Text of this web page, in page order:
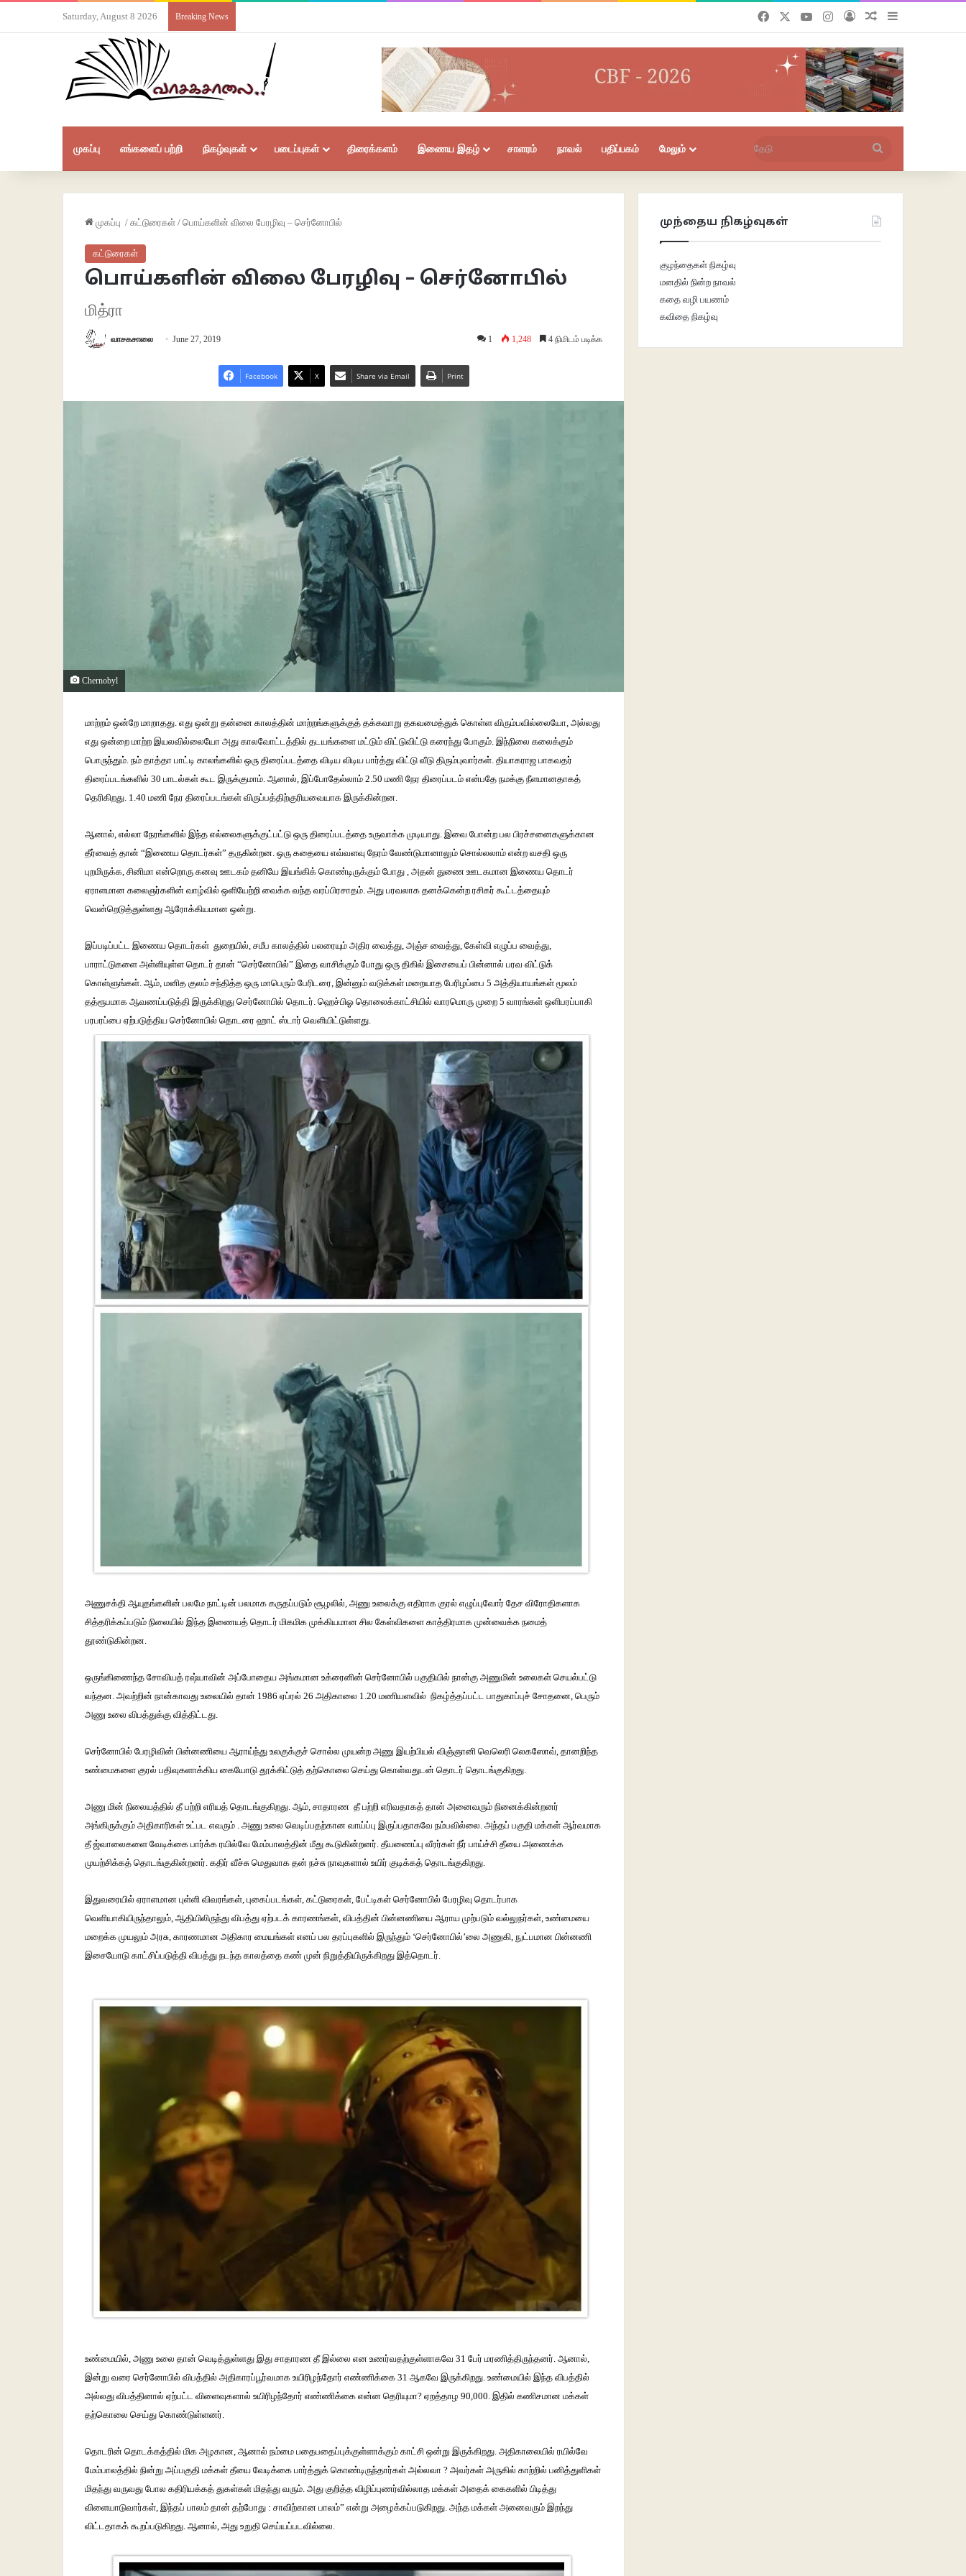
Saturday, August 8 2026 Breaking News FacebookYouTubeInstagramபுகுபதிகைசீரற்ற பதிவுகள்
Sidebar
முகப்பு எங்களைப் பற்றி நிகழ்வுகள் படைப்புகள் திரைக்களம் இணைய இதழ் சாளரம் நாவல் பதிப்பகம் மேலும்
முகப்பு / கட்டுரைகள் / பொய்களின் விலை பேரழிவு – செர்னோபில்
கட்டுரைகள்
பொய்களின் விலை பேரழிவு – செர்னோபில்
மித்ரா
வாசகசாலை June 27, 2019 1 1,248 4 நிமிடம் படிக்க
Facebook X Share via Email Print
Chernobyl
மாற்றம் ஒன்றே மாறாதது எது ஒன்று தன்னை காலத்தின் மாற்றங்களுக்குத் தக்கவாறு தகவமைத்துக் கொள்ள விரும்பவில்லையோ அல்லது
எது ஒன்றை மாற்ற இயலவில்லையோ அது காலவோட்டத்தில் தடயங்களை மட்டும் விட்டுவிட்டு கரைந்து போகும் இந்நிலை கலைக்கும்
பொருந்தும் நம் தாத்தா பாட்டி காலங்களில் ஒரு திரைப்படத்தை விடிய விடிய பார்த்து விட்டு வீடு திரும்புவார்கள் தியாகராஜ பாகவதர்
திரைப்படங்களில் 30 பாடல்கள் கூட இருக்குமாம் ஆனால் இப்போதேல்லாம் 2.50 மணி நேர திரைப்படம் என்பதே நமக்கு நீளமானதாகத்
தெரிகிறது . 1.40 மணி நேர திரைப்படங்கள் விருப்பத்திற்குரியவையாக இருக்கின்றன
ஆனால் எல்லா நேரங்களில் இந்த எல்லைகளுக்குட்பட்டு ஒரு திரைப்படத்தை உருவாக்க முடியாது இவை போன்ற பல பிரச்சனைகளுக்கான
தீர்வைத் தான் “இணைய தொடர்கள்” தருகின்றன ஒரு கதையை எவ்வளவு நேரம் வேண்டுமானாலும் சொல்லலாம் என்ற வசதி ஒரு
புறமிருக்க சினிமா என்றொரு கனவு ஊடகம் தனியே இயங்கிக் கொண்டிருக்கும் போது அதன் துணை ஊடகமான இணைய தொடர்
ஏராளமான கலைஞர்களின் வாழ்வில் ஒளியேற்றி வைக்க வந்த வரப்பிரசாதம் அது பரவலாக தனக்கென்ற ரசிகர் கூட்டத்தையும்
வென்றெடுத்துள்ளது ஆரோக்கியமான ஒன்று
இப்படிப்பட்ட இணைய தொடர்கள் துறையில் சமீப காலத்தில் பலரையும் அதிர வைத்து அஞ்ச வைத்து கேள்வி எழுப்ப வைத்து
பாராட்டுகளை அள்ளியுள்ள தொடர் தான் “செர்னோபில்” இதை வாசிக்கும் போது ஒரு திகில் இசையைப் பின்னால் பரவ விட்டுக்
கொள்ளுங்கள் ஆம் மனித குலம் சந்தித்த ஒரு மாபெரும் பேரிடரை இன்னும் வடுக்கள் மறையாத பேரிழப்பை 5 அத்தியாயங்கள் மூலம்
தத்ரூபமாக ஆவணப்படுத்தி இருக்கிறது செர்னோபில் தொடர் ஹெச்பிஓ தொலைக்காட்சியில் வாரமொரு முறை 5 வாரங்கள் ஒளிபரப்பாகி
பரபரப்பை ஏற்படுத்திய செர்னோபில் தொடரை ஹாட் ஸ்டார் வெளியிட்டுள்ளது
அணுசக்தி ஆயுதங்களின் பலமே நாட்டின் பலமாக கருதப்படும் சூழலில், அணு உலைக்கு எதிராக குரல் எழுப்புவோர் தேச விரோதிகளாக
சித்தரிக்கப்படும் நிலையில் இந்த இணையத் தொடர் மிகமிக முக்கியமான சில கேள்விகளை காத்திரமாக முன்வைக்க நமைத்
தூண்டுகின்றன.
ஒருங்கிணைந்த சோவியத் ரஷ்யாவின் அப்போதைய அங்கமான உக்ரைனின் செர்னோபில் பகுதியில் நான்கு அணுமின் உலைகள் செயல்பட்டு
வந்தன. அவற்றின் நான்காவது உலையில் தான் 1986 ஏப்ரல் 26 அதிகாலை 1.20 மணியளவில் நிகழ்த்தப்பட்ட பாதுகாப்புச் சோதனை, பெரும்
அணு உலை விபத்துக்கு வித்திட்டது.
செர்னோபில் பேரழிவின் பின்னணியை ஆராய்ந்து உலகுக்குச் சொல்ல முயன்ற அணு இயற்பியல் விஞ்ஞானி வெலெரி லெகஸோவ், தானறிந்த
உண்மைகளை குரல் பதிவுகளாக்கிய கையோடு தூக்கிட்டுத் தற்கொலை செய்து கொள்வதுடன் தொடர் தொடங்குகிறது.
அணு மின் நிலையத்தில் தீ பற்றி எரியத் தொடங்குகிறது. ஆம், சாதாரண தீ பற்றி எரிவதாகத் தான் அனைவரும் நினைக்கின்றனர்
அங்கிருக்கும் அதிகாரிகள் உட்பட எவரும் . அணு உலை வெடிப்பதற்கான வாய்ப்பு இருப்பதாகவே நம்பவில்லை. அந்தப் பகுதி மக்கள் ஆர்வமாக
தீ ஜ்வாலைகளை வேடிக்கை பார்க்க ரயில்வே மேம்பாலத்தின் மீது கூடுகின்றனர். தீயணைப்பு வீரர்கள் நீர் பாய்ச்சி தீயை அணைக்க
முயற்சிக்கத் தொடங்குகின்றனர். கதிர் வீச்சு மெதுவாக தன் நச்சு நாவுகளால் உயிர் குடிக்கத் தொடங்குகிறது.
இதுவரையில் ஏராளமான புள்ளி விவரங்கள், புகைப்படங்கள், கட்டுரைகள், பேட்டிகள் செர்னோபில் பேரழிவு தொடர்பாக
வெளியாகியிருந்தாலும், ஆதியிலிருந்து விபத்து ஏற்படக் காரணங்கள், விபத்தின் பின்னணியை ஆராய முற்படும் வல்லுநர்கள், உண்மையை
மறைக்க முயலும் அரசு, காரணமான அதிகார மையங்கள் எனப் பல தரப்புகளில் இருந்தும் ‘செர்னோபில்’லை அணுகி, நுட்பமான பின்னணி
இசையோடு காட்சிப்படுத்தி விபத்து நடந்த காலத்தை கண் முன் நிறுத்தியிருக்கிறது இத்தொடர்.
உண்மையில் அணு உலை தான் வெடித்துள்ளது இது சாதாரண தீ இல்லை என உணர்வதற்குள்ளாகவே 31 பேர் மரணித்திருந்தனர் ஆனால்
இன்று வரை செர்னோபில் விபத்தில் அதிகாரப்பூர்வமாக உயிரிழந்தோர் எண்ணிக்கை 31 ஆகவே இருக்கிறது உண்மையில் இந்த விபத்தில்
அல்லது விபத்தினால் ஏற்பட்ட விளைவுகளால் உயிரிழந்தோர் எண்ணிக்கை என்ன தெரியுமா? ஏறத்தாழ 90,000. இதில் கணிசமான மக்கள்
தற்கொலை செய்து கொண்டுள்ளனர்
தொடரின் தொடக்கத்தில் மிக அழகான ஆனால் நம்மை பதைபதைப்புக்குள்ளாக்கும் காட்சி ஒன்று இருக்கிறது அதிகாலையில் ரயில்வே
மேம்பாலத்தில் நின்று அப்பகுதி மக்கள் தீயை வேடிக்கை பார்த்துக் கொண்டிருந்தார்கள் அல்லவா ? அவர்கள் அருகில் காற்றில் பனித்துளிகள்
மிதந்து வருவது போல கதிரியக்கத் துகள்கள் மிதந்து வரும் அது குறித்த விழிப்புணர்வில்லாத மக்கள் அதைக் கைகளில் பிடித்து
விளையாடுவார்கள் இந்தப் பாலம் தான் தற்போது : சாவிற்கான பாலம்” என்று அழைக்கப்படுகிறது அந்த மக்கள் அனைவரும் இறந்து
விட்டதாகக் கூறப்படுகிறது ஆனால் அது உறுதி செய்யப்படவில்லை
முந்தைய நிகழ்வுகள்
குழந்தைகள் நிகழ்வு
மனதில் நின்ற நாவல்
கதை வழி பயணம்
கவிதை நிகழ்வு